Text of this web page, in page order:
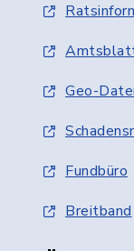
Geo-
Fundbüro
Breitband